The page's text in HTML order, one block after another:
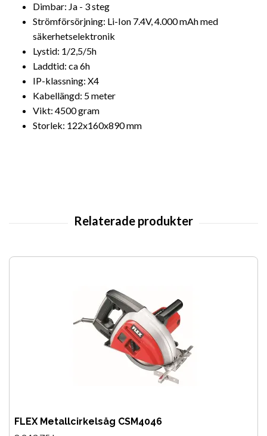
Dimbar: Ja - 3 steg
Strömförsörjning: Li-Ion 7.4V, 4.000 mAh med
säkerhetselektronik
Lystid: 1/2,5/5h
Laddtid: ca 6h
IP-klassning: X4
Kabellängd: 5 meter
Vikt: 4500 gram
Storlek: 122x160x890 mm
FLEX Metallcirkelsåg CSM4046